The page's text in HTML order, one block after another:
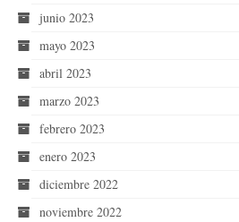
junio 2023
mayo 2023
abril 2023
marzo 2023
febrero 2023
enero 2023
diciembre 2022
noviembre 2022